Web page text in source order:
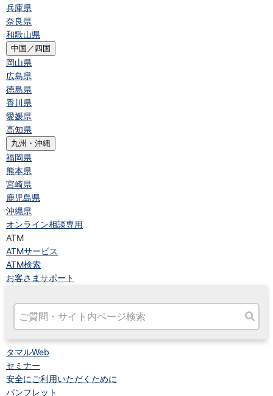
兵庫県
奈良県
和歌山県
中国／四国
岡山県
広島県
徳島県
香川県
愛媛県
高知県
九州・沖縄
福岡県
熊本県
宮崎県
鹿児島県
沖縄県
オンライン相談専用
ATM
ATMサービス
ATM検索
お客さまサポート
タマルWeb
セミナー
安全にご利用いただくために
パンフレット